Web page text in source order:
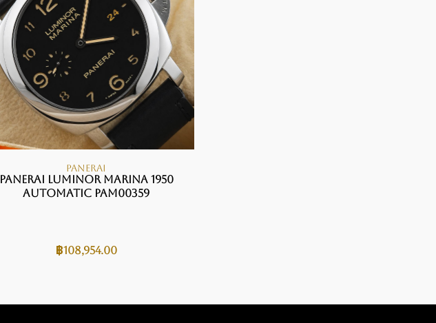
PANERAI
Panerai Luminor Marina 1950
Automatic PAM00359
฿108,954.00